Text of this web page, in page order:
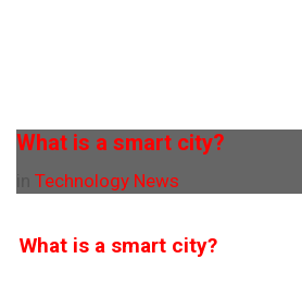
What is a smart city?
Technology News
What is a smart city?